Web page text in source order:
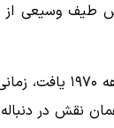
وسیعی از
زندگی حرفه‌ای
نقش در